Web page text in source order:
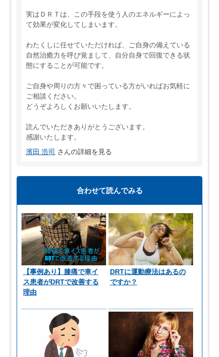
実はＤＲＴは、この手段を使う人のエネルギーによっ
て効果が変化してしまいます。
わたくしに任せていただければ、ご自身の備えている
自然治癒力を呼び覚まして、自分自身で回復できる状
態にすることが可能です。
ご自身や周りの方々で困っている方がいればお気軽に
ご相談ください。
どうぞよろしくお願いいたします。
読んでいただきありがとうございます。
感謝いたします。
濱田 浩司 さんの詳細を見る
合わせて読んでみる
【事例あり】膝痛で車イ
ス患者がDRTで改善する
理由
DRTに運動療法はあるの
ですか？